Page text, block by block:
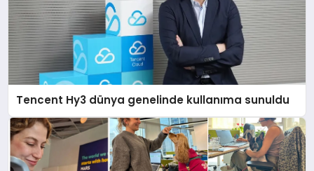
Tencent Hy3 dünya genelinde kullanıma sunuldu